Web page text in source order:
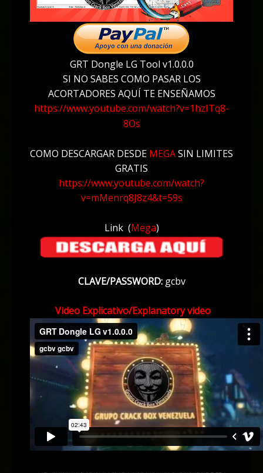
GRT Dongle LG Tool v1.0.0.0
SI NO SABES COMO PASAR LOS
ACORTADORES AQUÍ TE ENSEÑAMOS
https://www.youtube.com/watch?v=1hzITq8-
8Os
COMO DESCARGAR DESDE MEGASIN LIMITES
GRATIS
https://www.youtube.com/watch?
v=mMenrq8J8z4&t=59s
Link (Mega)
CLAVE/PASSWORD: gcbv
Video Explicativo/Explanatory video